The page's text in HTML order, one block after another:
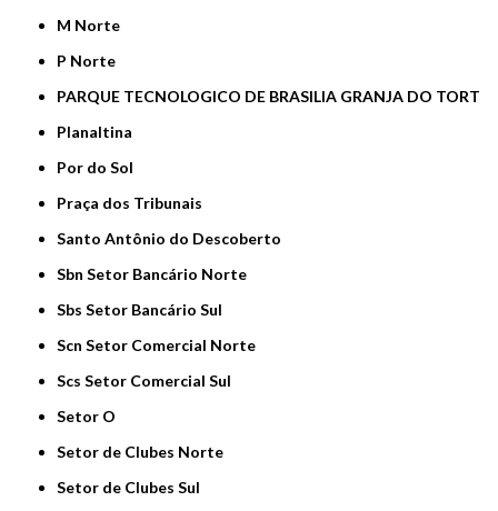
M Norte
P Norte
PARQUE TECNOLOGICO DE BRASILIA GRANJA DO TORT
Planaltina
Por do Sol
Praça dos Tribunais
Santo Antônio do Descoberto
Sbn Setor Bancário Norte
Sbs Setor Bancário Sul
Scn Setor Comercial Norte
Scs Setor Comercial Sul
Setor O
Setor de Clubes Norte
Setor de Clubes Sul